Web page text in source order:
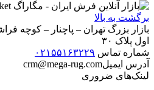
برگشت به بالا
بازار بزرگ تهران – پاچنار – کوچه
اول پلاک ۳۰
شماره تماس ۰۲۱۵۵۱۶۳۲۲۹
آدرس ایمیلcrm@mega-rug.com
لینک‌های ضروری